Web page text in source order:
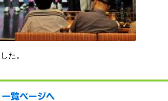
た。
一覧ページへ